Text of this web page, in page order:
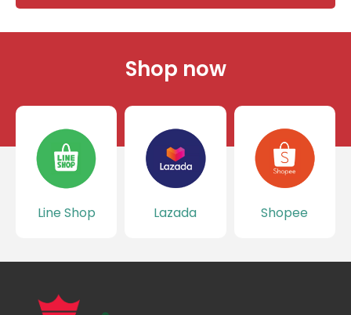
Shop now
Line Shop Lazada Shopee